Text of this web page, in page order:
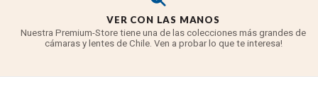
para el enfoque flotante y un motor de bobina de
voz (VCM) para el enfoque trasero para un
accionamiento silencioso, independiente o
Durabilidad mejorada y construcción resistente
VER CON LAS MANOS
Nuestra Premium-Store tiene una de las colecciones más grandes de
cámaras y lentes de Chile. Ven a probar lo que te interesa!